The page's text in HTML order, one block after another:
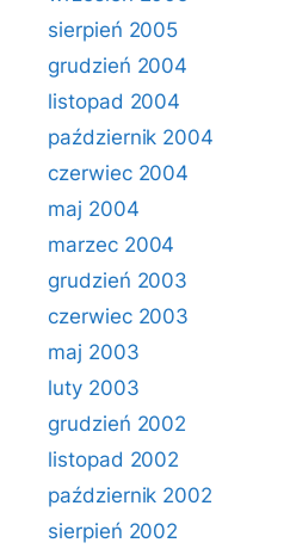
sierpień 2005
grudzień 2004
listopad 2004
październik 2004
czerwiec 2004
maj 2004
marzec 2004
grudzień 2003
czerwiec 2003
maj 2003
luty 2003
grudzień 2002
listopad 2002
październik 2002
sierpień 2002